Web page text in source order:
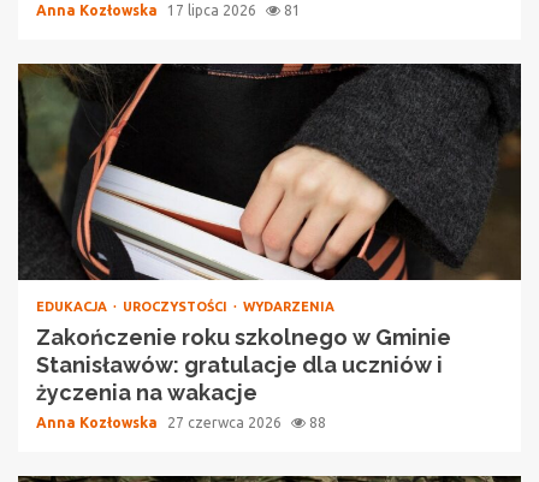
Anna Kozłowska 17 lipca 2026 81
EDUKACJA UROCZYSTOŚCI WYDARZENIA
Zakończenie roku szkolnego w Gminie
Stanisławów: gratulacje dla uczniów i
życzenia na wakacje
Anna Kozłowska 27 czerwca 2026 88